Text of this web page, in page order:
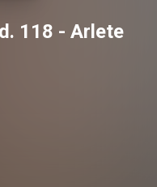
118 - Arlete